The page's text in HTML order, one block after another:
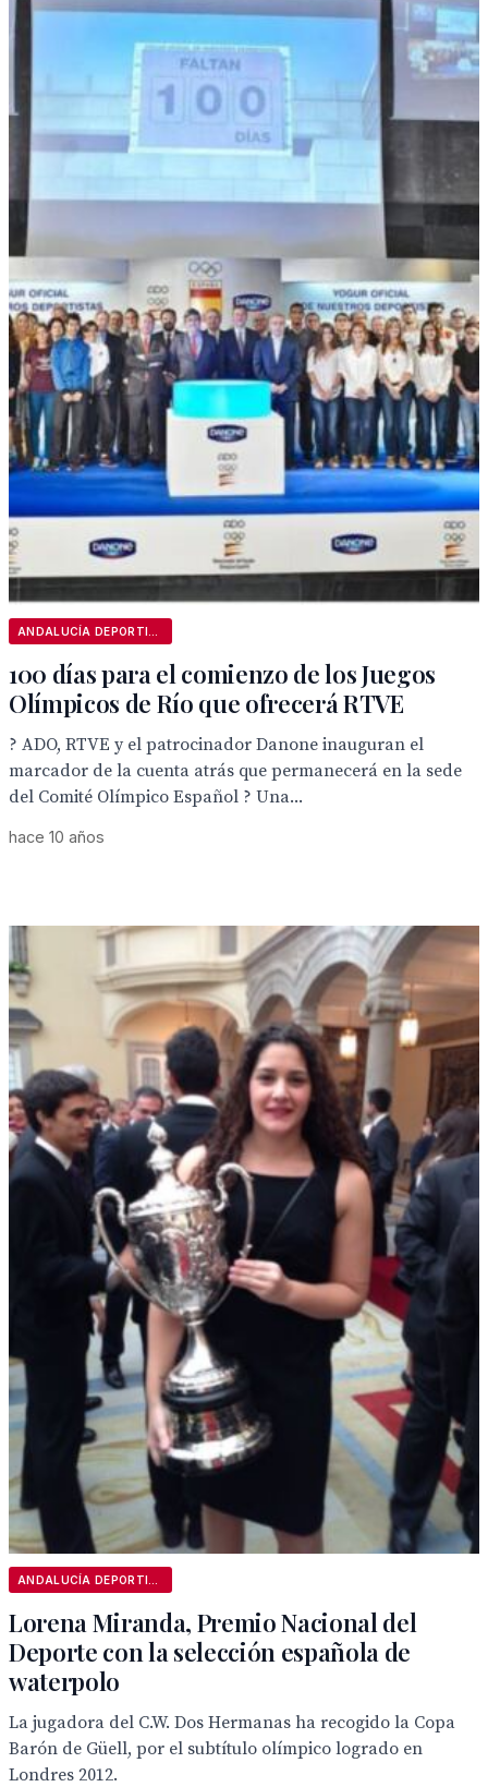
100 días para el comienzo de los Juegos
Olímpicos de Río que ofrecerá RTVE
? ADO, RTVE y el patrocinador Danone inauguran el
marcador de la cuenta atrás que permanecerá en la sede
del Comité Olímpico Español ? Una...
hace 10 años
Lorena Miranda, Premio Nacional del
Deporte con la selección española de
waterpolo
La jugadora del C.W. Dos Hermanas ha recogido la Copa
Barón de Güell, por el subtítulo olímpico logrado en
Londres 2012.